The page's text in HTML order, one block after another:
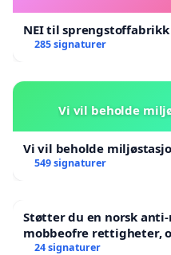
NEI til
285 signaturer
Vi vil beholde
Vi vil beholde
549 signaturer
Støtter du en norsk
mobbeofre rettigheter,
24 signaturer